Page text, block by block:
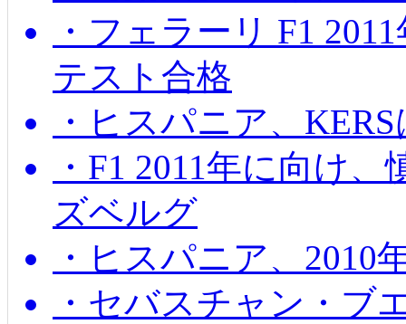
・フェラーリ F1
テスト合格
・ヒスパニア、
・F1 2011年に向け
ズベルグ
・ヒスパニア、2010
・セバスチャン・ブ